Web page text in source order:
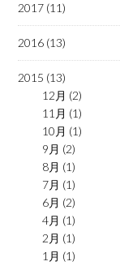
2017 (11)
2016 (13)
2015 (13)
12月 (2)
11月 (1)
10月 (1)
9月 (2)
8月 (1)
7月 (1)
6月 (2)
4月 (1)
2月 (1)
1月 (1)